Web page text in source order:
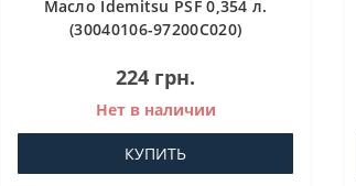
Масло Idemitsu PSF 0,354 л.
(30040106-97200C020)
224 грн.
Нет в наличии
КУПИТЬ